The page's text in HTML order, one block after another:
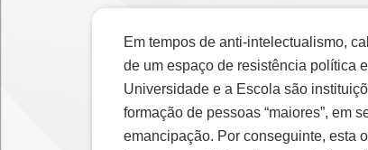
Em tempos de anti-intelectualismo,
de um espaço de resistência política
Universidade e a Escola são
formação de pessoas “maiores”, em
emancipação. Por conseguinte, esta